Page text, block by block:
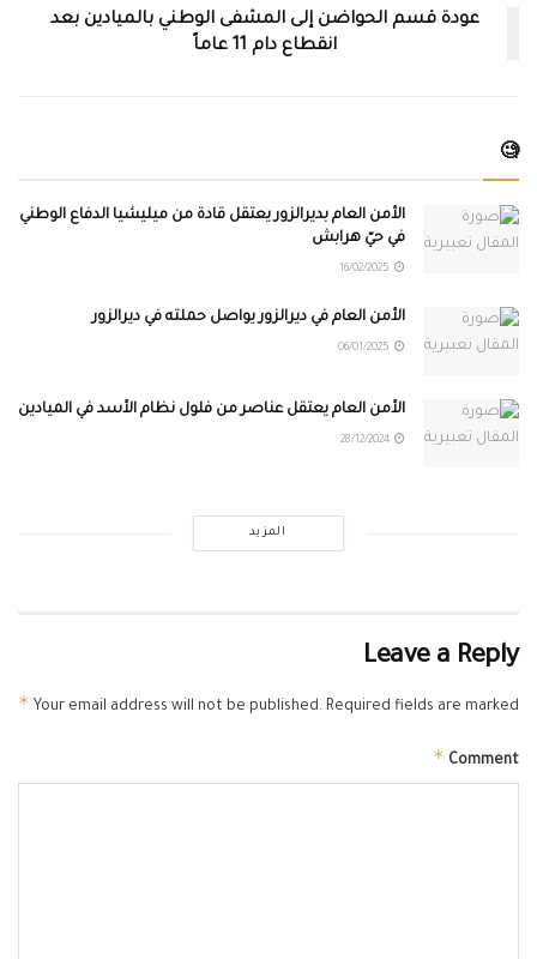
عودة قسم الحواضن إلى المشفى الوطني بالميادين بعد
انقطاع دام 11 عاماً
🧐
الأمن العام بديرالزور يعتقل قادة من ميليشيا الدفاع الوطني
في حيّ هرابش
الأمن العام في ديرالزور يواصل حملته في ديرالزور
الأمن العام يعتقل عناصر من فلول نظام الأسد في الميادين
المزيد
Leave a Reply
Your email address will not be published. Required fields are marked
*
Comment
*